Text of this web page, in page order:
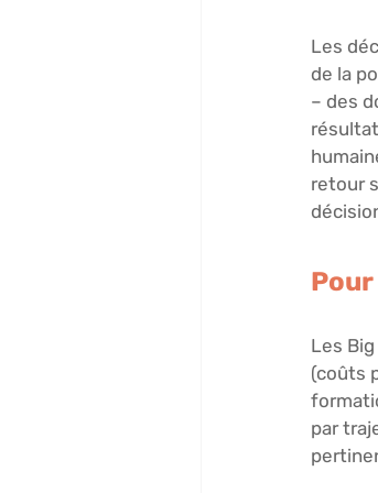
Les
de la
– des
retour
Les
(coûts
par